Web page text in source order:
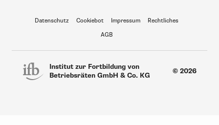
Institut zur Fortbildung von
Betriebsräten GmbH & Co. KG
© 2026
Datenschutz Cookiebot Impressum
Rechtliches
AGB